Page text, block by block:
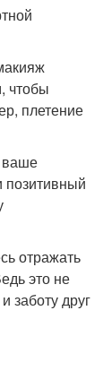
чтобы
плетение
ваше
позитивный
отражать
это не
заботу друг